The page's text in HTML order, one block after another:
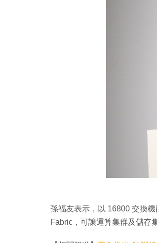
孫福友表示，以 16800 交換
Fabric，可讓運算集群及儲存